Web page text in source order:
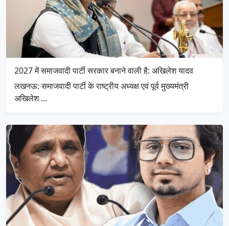
2027 में समाजवादी पार्टी सरकार बनाने वाली है: अखिलेश यादव
लखनऊ: समाजवादी पार्टी के राष्ट्रीय अध्यक्ष एवं पूर्व मुख्यमंत्री
अखिलेश …